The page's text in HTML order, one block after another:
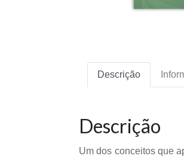
Descrição
Descrição
Um dos conceitos que